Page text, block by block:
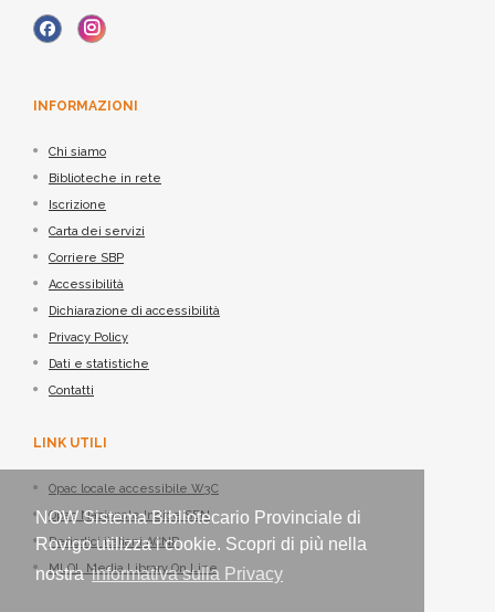
NOW Sistema Bibliotecario Provinciale di
Rovigo utilizza i cookie. Scopri di più nella
nostrainformativa sulla Privacy
INFORMAZIONI
Chi siamo
Biblioteche in rete
Iscrizione
Carta dei servizi
Corriere SBP
Accessibilità
Dichiarazione di accessibilità
Privacy Policy
Dati e statistiche
Contatti
LINK UTILI
Opac locale accessibile W3C
Opac Nazionale Indice SBN
Periodici italiani ACNP
MLOL Media Library On Line